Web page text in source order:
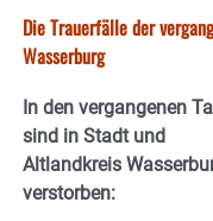
Die Trauerfälle der
Wasserburg
In den vergangenen
sind in Stadt und
Altlandkreis
verstorben: